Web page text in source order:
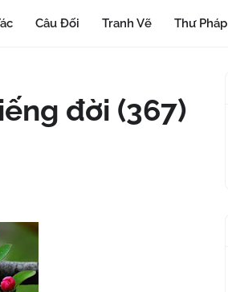
Câu Đối Tranh Vẽ Thư Pháp
đời (367)